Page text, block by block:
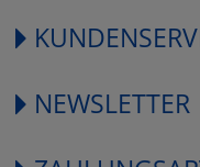
NEWSLETTER